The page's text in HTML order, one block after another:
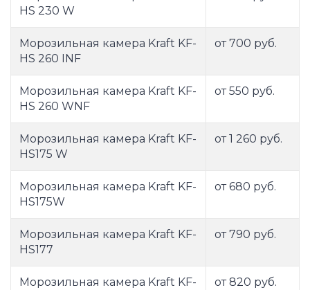
HS 230 W
Морозильная камера Kraft KF-
HS 260 INF
от 700 руб.
Морозильная камера Kraft KF-
HS 260 WNF
от 550 руб.
Морозильная камера Kraft KF-
HS175 W
от 1 260 руб.
Морозильная камера Kraft KF-
HS175W
от 680 руб.
Морозильная камера Kraft KF-
HS177
от 790 руб.
Морозильная камера Kraft KF-
от 820 руб.